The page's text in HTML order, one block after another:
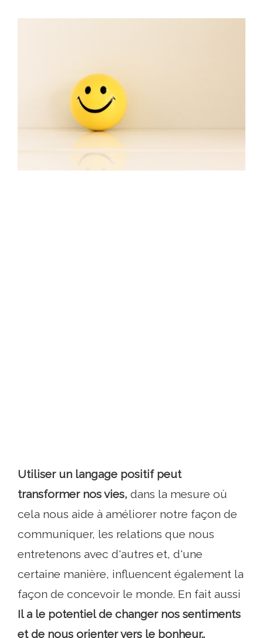
Utiliser un langage positif peut
transformer nos vies, dans la mesure où
cela nous aide à améliorer notre façon de
communiquer, les relations que nous
entretenons avec d'autres et, d'une
certaine manière, influencent également la
façon de concevoir le monde. En fait aussi
Il a le potentiel de changer nos sentiments
et de nous orienter vers le bonheur..